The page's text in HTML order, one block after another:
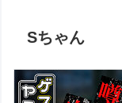
Sちゃん